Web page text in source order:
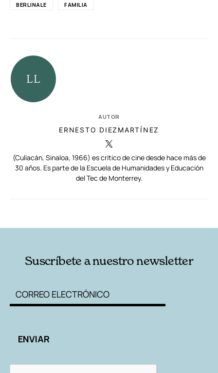
BERLINALE FAMILIA
AUTOR
ERNESTO DIEZMARTÍNEZ
(Culiacán, Sinaloa, 1966) es crítico de cine desde hace más de
30 años. Es parte de la Escuela de Humanidades y Educación
del Tec de Monterrey.
Suscríbete a nuestro newsletter